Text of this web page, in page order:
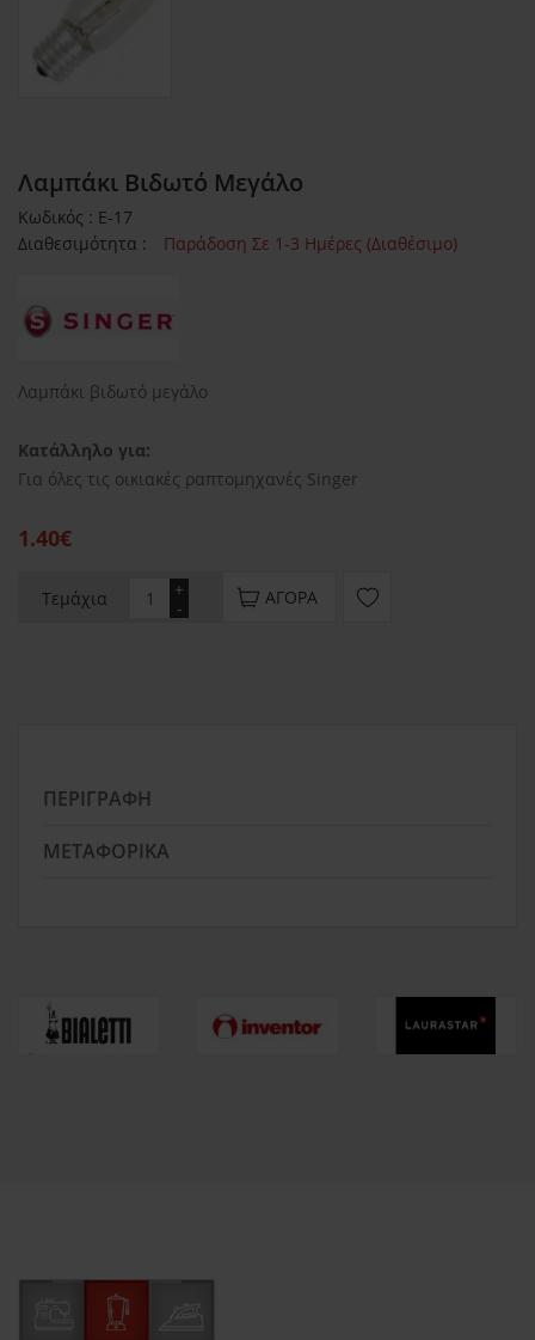
Λαμπάκι Βιδωτό Μεγάλο
Κωδικός : Ε-17
Διαθεσιμότητα :
Παράδοση Σε 1-3 Ημέρες (Διαθέσιμο)
Λαμπάκι βιδωτό μεγάλο
Κατάλληλο για:
Για όλες τις οικιακές ραπτομηχανές Singer
1.40€
Τεμάχια -
+ ΑΓΟΡΆ
ΠΕΡΙΓΡΑΦΉ
ΜΕΤΑΦΟΡΙΚΆ